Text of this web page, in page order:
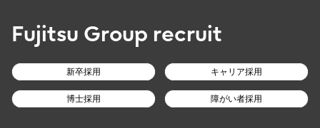
Fujitsu Group recruit
新卒採用 キャリア採用
博士採用 障がい者採用